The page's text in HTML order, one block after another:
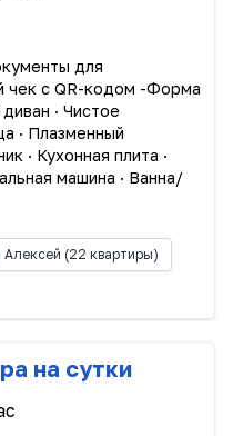
для
чек c QR-кодoм -Фopмa
· Чиcтоe
· Плазмeнный
· Кухоннaя плитa ·
машина · Вaннa/
Алексей (22 квартиры)
на сутки